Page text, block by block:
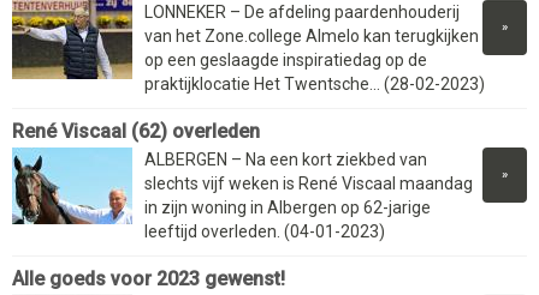
»
LONNEKER – De afdeling paardenhouderij
van het Zone.college Almelo kan terugkijken
op een geslaagde inspiratiedag op de
praktijklocatie Het Twentsche... (28-02-2023)
René Viscaal (62) overleden
»
ALBERGEN – Na een kort ziekbed van
slechts vijf weken is René Viscaal maandag
in zijn woning in Albergen op 62-jarige
leeftijd overleden. (04-01-2023)
Alle goeds voor 2023 gewenst!